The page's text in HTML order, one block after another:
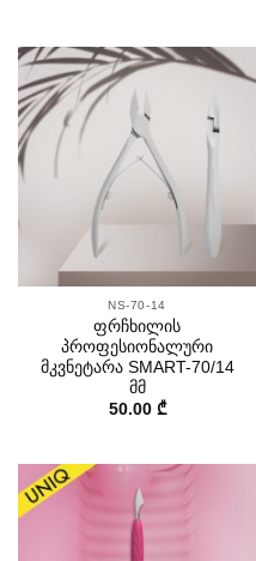
NS-70-14
ფრჩხილის
პროფესიონალური
მკვნეტარა SMART-70/14
მმ
50.00 ₾